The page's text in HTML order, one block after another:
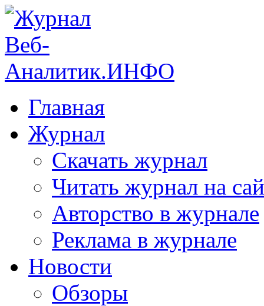
Главная
Журнал
Скачать журнал
Читать журнал на
Авторство в журнале
Реклама в журнале
Новости
Обзоры